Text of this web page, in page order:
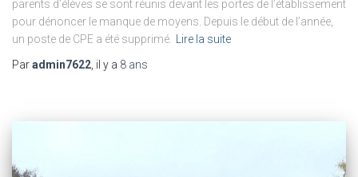
parents d’élèves se sont réunis devant les portes de l’établissement
pour dénoncer le manque de moyens. Depuis le début de l’année,
un poste de CPE a été supprimé. Lire la suite
Paradmin7622, il y a 8 ans